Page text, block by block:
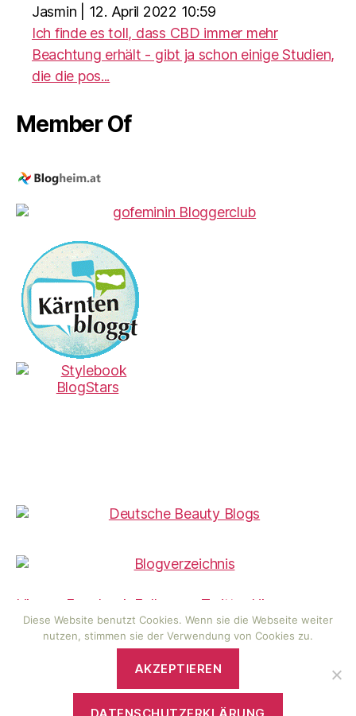
Jasmin
12. April 2022 10:59
Ich finde es toll, dass CBD immer mehr
Beachtung erhält - gibt ja schon einige Studien,
die die pos...
Member Of
Like on Facebook Follow on Twitter
Like on
Pinterest Follow on Instagram Like on Bloglovin
visionas Wunderwelt
Diese Website benutzt Cookies. Wenn sie die Webseite weiter
nutzen, stimmen sie der Verwendung von Cookies zu.
AKZEPTIEREN
DATENSCHUTZERKLÄRUNG